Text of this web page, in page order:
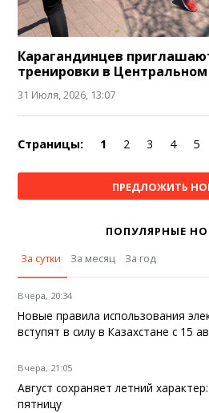
Карагандинцев
тренировки в
31 Июля, 2026, 13:07
Страницы: 1 2 3 4 5
ПРЕДЛОЖИТЬ
ПОПУЛЯРНЫЕ
За сутки
За месяц За год
Вчера, 20:34
Новые правила использования
вступят в силу в Казахстане с 15
Вчера, 21:05
Август сохраняет летний
пятницу